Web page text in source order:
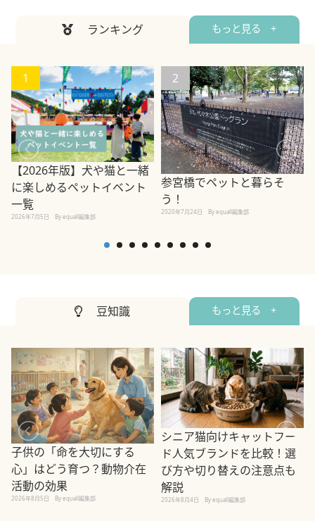
ランキング もっと見る +
1
【2026年版】犬や猫と一緒
に楽しめるペットイベント
一覧
2026年7月5日 By equall編集部
2
参宮橋でペットと暮らそ
う！
2020年7月24日 By equall編集部
豆知識 もっと見る +
子供の「命を大切にする
心」はどう育つ？動物介在
活動の効果
2026年8月5日 By equall編集部
シニア猫向けキャットフー
ド人気ブランドを比較！選
び方や切り替えの注意点も
解説
2026年8月4日 By equall編集部